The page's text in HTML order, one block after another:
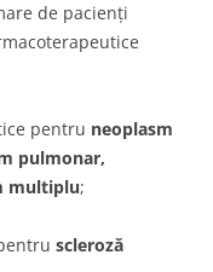
de pacienți
pentru neoplasm
pulmonar,
multiplu;
scleroză